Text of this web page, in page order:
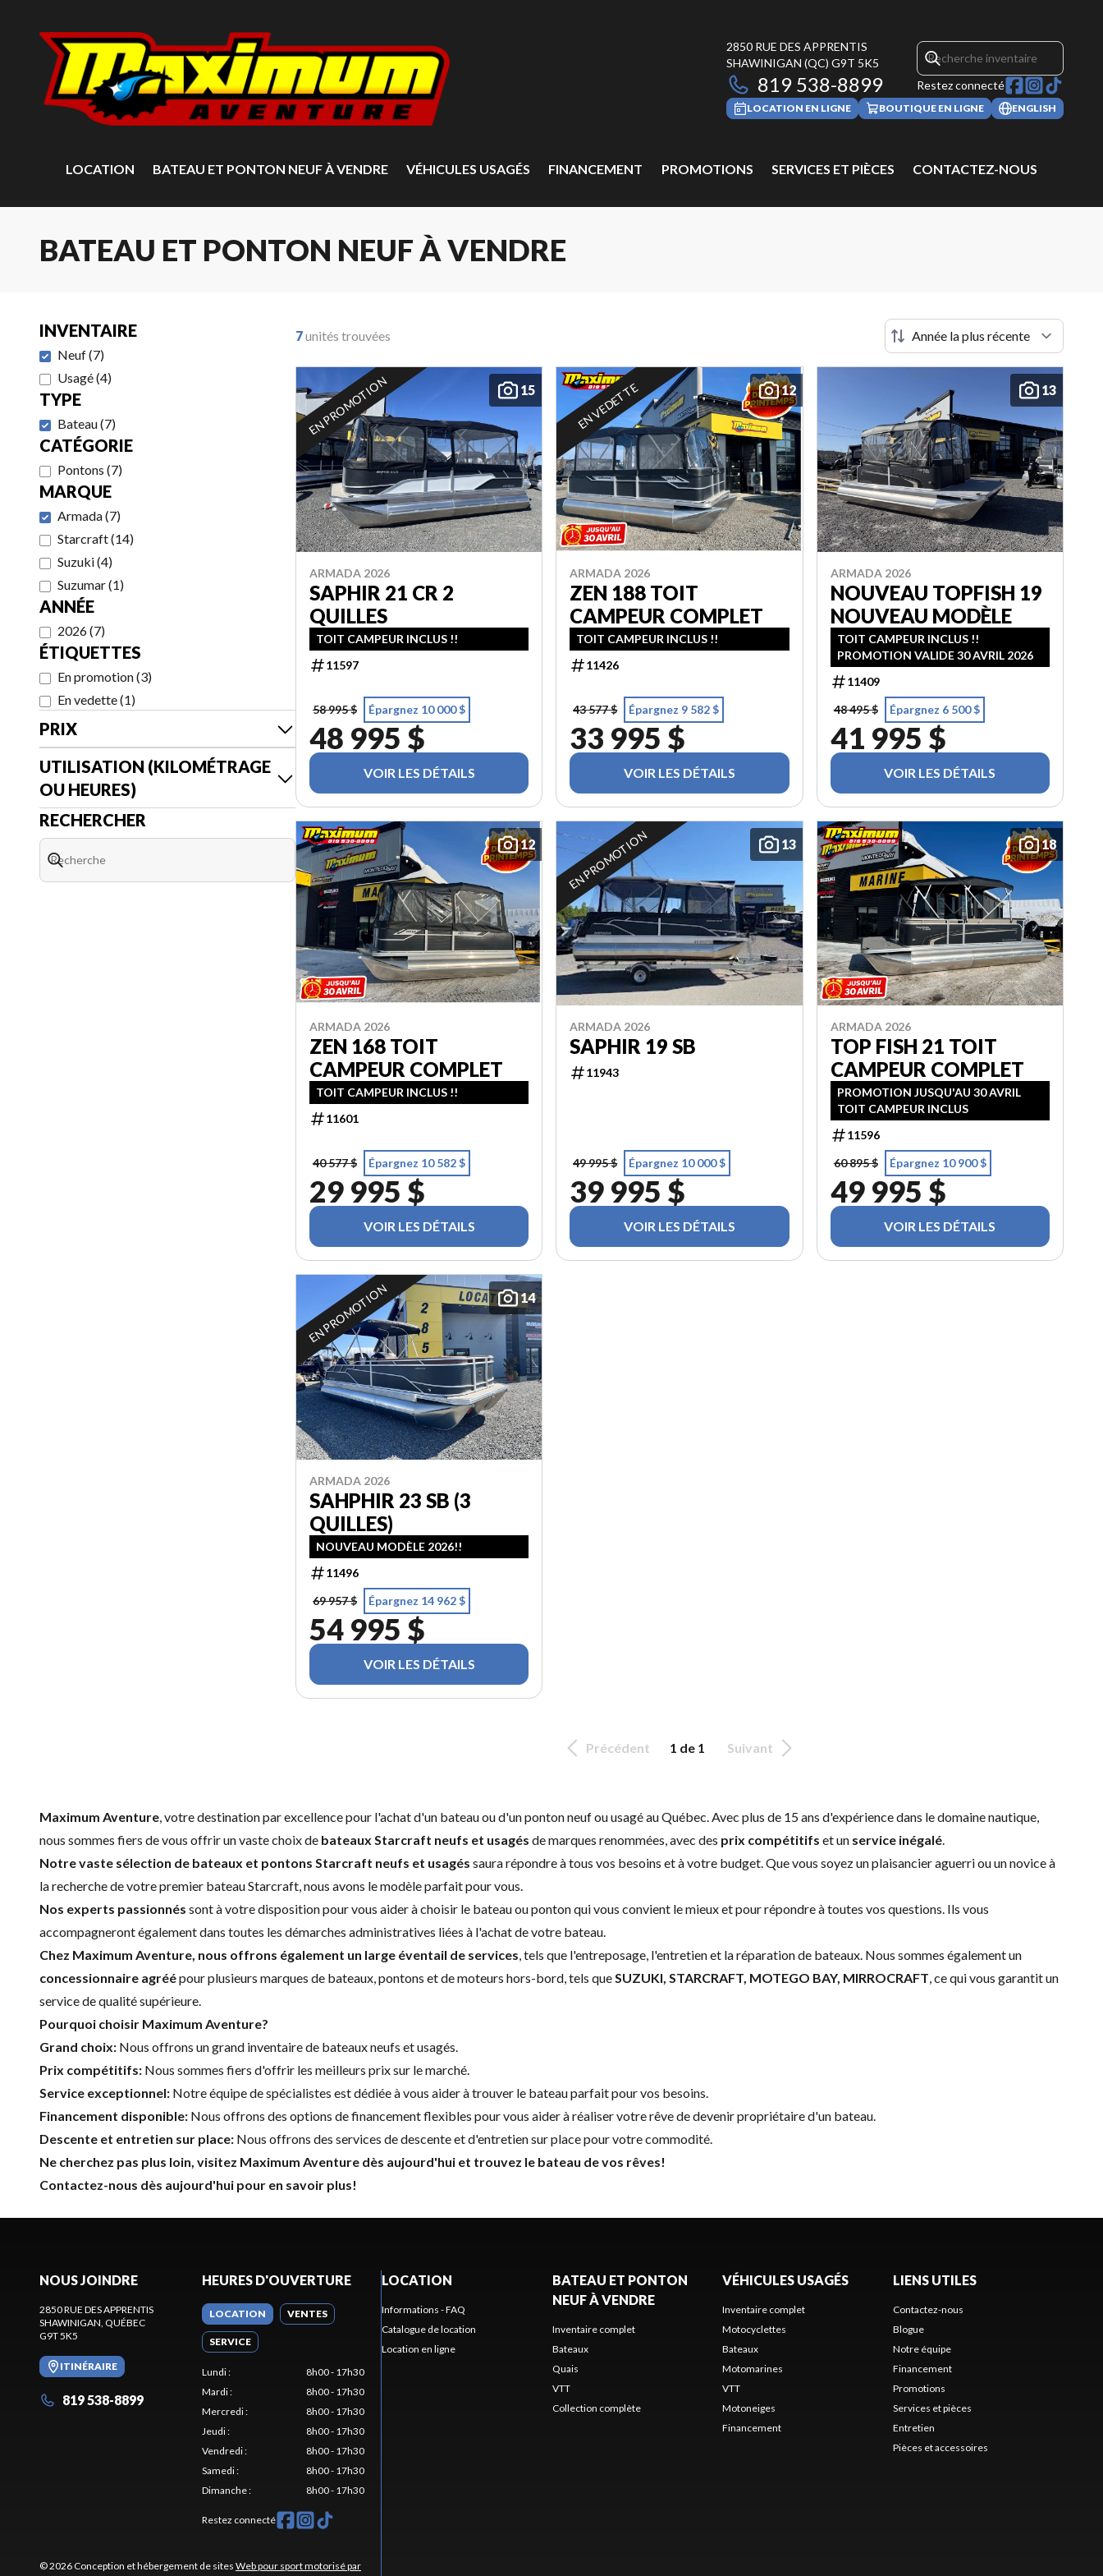
2850 RUE DES APPRENTIS
SHAWINIGAN (QC) G9T 5K5
819 538-8899 Restez connecté
LOCATION EN LIGNE BOUTIQUE EN LIGNE ENGLISH
LOCATION BATEAU ET PONTON NEUF À VENDRE VÉHICULES USAGÉS FINANCEMENT PROMOTIONS SERVICES ET PIÈCES CONTACTEZ-NOUS
BATEAU ET PONTON NEUF À VENDRE
INVENTAIRE
Neuf(7)
Usagé(4)
TYPE
Bateau(7)
CATÉGORIE
Pontons (7)
MARQUE
Armada(7)
Starcraft(14)
Suzuki(4)
Suzumar(1)
ANNÉE
2026(7)
ÉTIQUETTES
En promotion(3)
En vedette(1)
PRIX
UTILISATION (KILOMÉTRAGE
OU HEURES)
RECHERCHER
7unités trouvées
15
EN PROMOTION
ARMADA 2026
SAPHIR 21 CR 2
QUILLES
TOIT CAMPEUR INCLUS !!
11597
58 995 $ Épargnez 10 000 $
48 995 $
VOIR LES DÉTAILS
12
EN VEDETTE
ARMADA 2026
ZEN 188 TOIT
CAMPEUR COMPLET
TOIT CAMPEUR INCLUS !!
11426
43 577 $ Épargnez 9 582 $
33 995 $
VOIR LES DÉTAILS
13
ARMADA 2026
NOUVEAU TOPFISH 19
NOUVEAU MODÈLE
TOIT CAMPEUR INCLUS !!
PROMOTION VALIDE 30 AVRIL 2026
11409
48 495 $
Épargnez 6 500 $
41 995 $
VOIR LES DÉTAILS
12
ARMADA 2026
ZEN 168 TOIT
CAMPEUR COMPLET
TOIT CAMPEUR INCLUS !!
11601
40 577 $ Épargnez 10 582 $
29 995 $
VOIR LES DÉTAILS
13
EN PROMOTION
ARMADA 2026
SAPHIR 19 SB
11943
49 995 $ Épargnez 10 000 $
39 995 $
VOIR LES DÉTAILS
18
ARMADA 2026
TOP FISH 21 TOIT
CAMPEUR COMPLET
PROMOTION JUSQU'AU 30 AVRIL
TOIT CAMPEUR INCLUS
11596
60 895 $
Épargnez 10 900 $
49 995 $
VOIR LES DÉTAILS
14
EN PROMOTION
ARMADA 2026
SAHPHIR 23 SB (3
QUILLES)
NOUVEAU MODÈLE 2026!!
11496
69 957 $
Épargnez 14 962 $
54 995 $
VOIR LES DÉTAILS
Précédent 1 de 1 Suivant
Maximum Aventure , votre destination par excellence pour l'achat d'un bateau ou d'un ponton neuf ou usagé au Québec. Avec plus de 15 ans d'expérience dans le domaine nautique,
nous sommes fiers de vous offrir un vaste choix de bateaux Starcraft neufs et usagés de marques renommées, avec des prix compétitifs et un service inégalé
Notre vaste sélection de bateaux et pontons Starcraft neufs et usagés saura répondre à tous vos besoins et à votre budget. Que vous soyez un plaisancier aguerri ou un novice à
la recherche de votre premier bateau Starcraft, nous avons le modèle parfait pour vous.
Nos experts passionnés sont à votre disposition pour vous aider à choisir le bateau ou ponton qui vous convient le mieux et pour répondre à toutes vos questions. Ils vous
accompagneront également dans toutes les démarches administratives liées à l'achat de votre bateau.
Chez Maximum Aventure, nous offrons également un large éventail de services , tels que l'entreposage, l'entretien et la réparation de bateaux. Nous sommes également un
concessionnaire agréépour plusieurs marques de bateaux, pontons et de moteurs hors-bord, tels que SUZUKI, STARCRAFT, MOTEGO BAY, MIRROCRAFT , ce qui vous garantit un
service de qualité supérieure.
Pourquoi choisir Maximum Aventure?
Grand choix: Nous offrons un grand inventaire de bateaux neufs et usagés.
Prix compétitifs: Nous sommes fiers d'offrir les meilleurs prix sur le marché.
Service exceptionnel: Notre équipe de spécialistes est dédiée à vous aider à trouver le bateau parfait pour vos besoins.
Financement disponible: Nous offrons des options de financement flexibles pour vous aider à réaliser votre rêve de devenir propriétaire d'un bateau.
Descente et entretien sur place: Nous offrons des services de descente et d'entretien sur place pour votre commodité.
Ne cherchez pas plus loin, visitez Maximum Aventure dès aujourd'hui et trouvez le bateau de vos rêves!
Contactez-nous dès aujourd'hui pour en savoir plus!
NOUS JOINDRE
2850 RUE DES APPRENTIS
SHAWINIGAN , QUÉBEC
G9T 5K5
ITINÉRAIRE
819 538-8899
HEURES D'OUVERTURE
LOCATION VENTES
SERVICE
Lundi:
8h00 - 17h30
Mardi:
8h00 - 17h30
Mercredi:
8h00 - 17h30
Jeudi:
8h00 - 17h30
Vendredi:
8h00 - 17h30
Samedi:
8h00 - 17h30
Dimanche: 8h00 - 17h30
Restez connecté
© 2026 Conception et hébergement de sites Web pour sport motorisé par
LOCATION
Informations - FAQ
Catalogue de location
Location en ligne
BATEAU ET PONTON
NEUF À VENDRE
Inventaire complet
Bateaux
Quais
VTT
Collection complète
VÉHICULES USAGÉS
Inventaire complet
Motocyclettes
Bateaux
Motomarines
VTT
Motoneiges
Financement
LIENS UTILES
Contactez-nous
Blogue
Notre équipe
Financement
Promotions
Services et pièces
Entretien
Pièces et accessoires